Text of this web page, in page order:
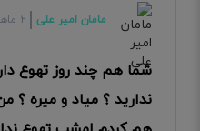
مامان امیر علی ۲ ماهگی
شما هم چند روز تهوع
ندارید ؟ میاد و میره